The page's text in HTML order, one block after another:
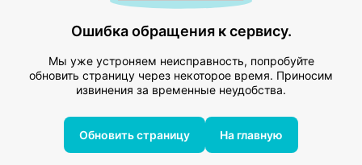
Ошибка обращения к сервису.
Мы уже устроняем неисправность, попробуйте
обновить страницу через некоторое время. Приносим
извинения за временные неудобства.
Обновить страницу На главную